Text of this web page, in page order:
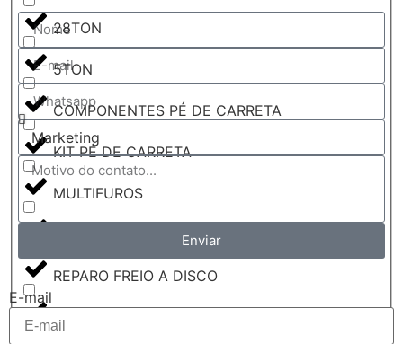
28TON
5TON
COMPONENTES PÉ DE CARRETA
KIT PÉ DE CARRETA
MULTIFUROS
REPARO PÉ DE CARRETA
REPARO FREIO A DISCO
ACCELO
Enviar
E-mail